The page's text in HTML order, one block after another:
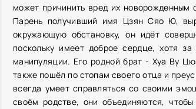
может причинить вред их
Парень получивший имя Цзян Сяо Ю,
окружающую обстановку, он идёт
поскольку имеет доброе сердце, хотя
манипуляции. Его родной брат - Хуа Ву
также пошёл по стопам своего отца и
всегда умеет справляться со своими
своём родстве, они объединяются,